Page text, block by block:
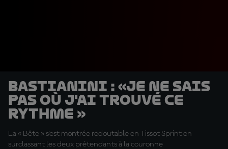
Bastianini : «Je ne sais
pas où j'ai trouvé ce
rythme »
La « Bête » s'est montrée redoutable en Tissot Sprint en
surclassant les deux prétendants à la couronne